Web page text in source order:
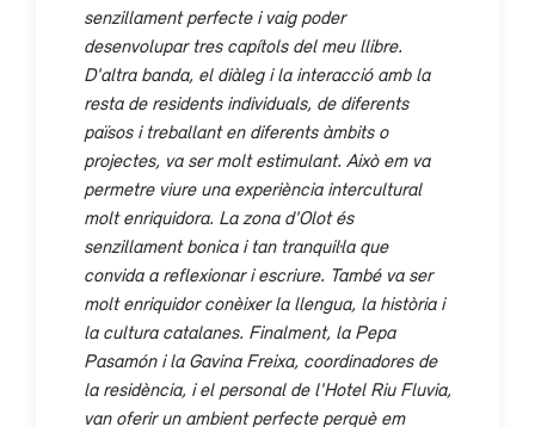
senzillament perfecte i vaig poder
desenvolupar tres capítols del meu llibre.
D'altra banda, el diàleg i la interacció amb la
resta de residents individuals, de diferents
països i treballant en diferents àmbits o
projectes, va ser molt estimulant. Això em va
permetre viure una experiència intercultural
molt enriquidora. La zona d'Olot és
senzillament bonica i tan tranquil·la que
convida a reflexionar i escriure. També va ser
molt enriquidor conèixer la llengua, la història i
la cultura catalanes. Finalment, la Pepa
Pasamón i la Gavina Freixa, coordinadores de
la residència, i el personal de l'Hotel Riu Fluvia,
van oferir un ambient perfecte perquè em